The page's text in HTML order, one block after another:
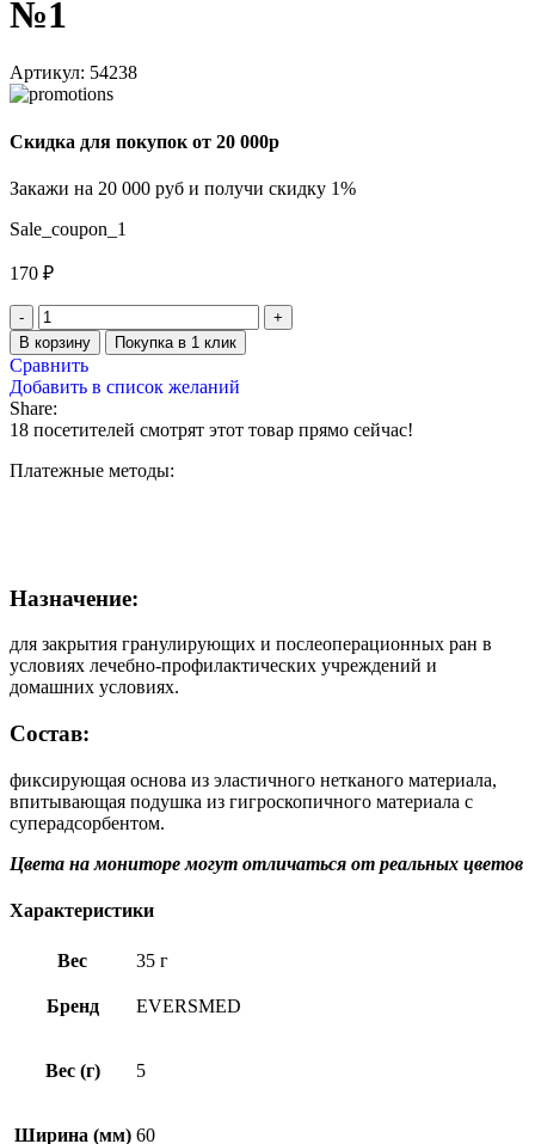
№1
Артикул: 54238
Скидка для покупок от 20 000р
Закажи на 20 000 руб и получи скидку 1%
Sale_coupon_1
170 ₽
В корзину Покупка в 1 клик
Сравнить
Добавить в список желаний
Share:
18 посетителей смотрят этот товар прямо сейчас!
Платежные методы:
Назначение:
для закрытия гранулирующих и послеоперационных ран в
условиях лечебно-профилактических учреждений и
домашних условиях.
Состав:
фиксирующая основа из эластичного нетканого материала,
впитывающая подушка из гигроскопичного материала с
суперадсорбентом.
Цвета на мониторе могут отличаться от реальных цветов
Характеристики
Вес 35 г
Бренд EVERSMED
Вес (г) 5
Ширина (мм) 60